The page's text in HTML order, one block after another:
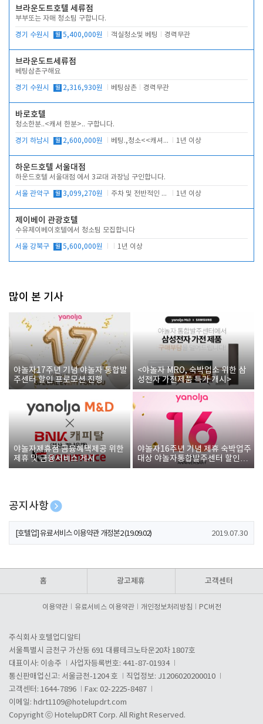
브라운도트호텔 세류점
부부또는 자매 청소팀 구합니다.
경기 수원시 월 5,400,000원 객실청소및 베팅 경력무관
브라운도트세류점
베팅삼촌구해요
경기 수원시 월 2,316,930원 베팅삼촌 경력무관
바로호텔
청소한분..<캐셔 한분>.. 구합니다.
경기 하남시 월 2,600,000원 베팅.,청소<<캐셔 모셔봅니다. 1년 이상
하운드호텔 서울대점
하운드호텔 서울대점 에서 3교대 과장님 구인합니다.
서울 관악구 월 3,099,270원 주차 및 전반적인 당번업무 1년 이상
제이베이 관광호텔
수유제이베이호텔에서 청소팀 모집합니다
서울 강북구 월 5,600,000원 1년 이상
많이 본 기사
야놀자17주년 기념 야놀자 통합발
주센터 할인 프로모션 진행
<야놀자 MRO, 숙박업소 위한 삼
성전자 가전제품 특가 개시>
야놀자제휴점 금융혜택제공 위한
제휴 및 금융서비스 게시
야놀자16주년 기념 제휴 숙박업주
대상 야놀자통합발주센터 할인쿠
폰 증정
공지사항
[호텔업] 개인정보 처리방침 개정본1 (19.09.02)
[호텔업] 유료서비스 이용약관 개정본2 (19.09.02) 2019.07.30
홈 광고제휴 고객센터
이용약관 유료서비스 이용약관 개인정보처리방침 PC버전
주식회사 호텔업디알티
서울특별시 금천구 가산동 691 대륭테크노타운20차 1807호
대표이사: 이송주
사업자등록번호: 441-87-01934
통신판매업신고: 서울금천-1204 호
직업정보: J1206020200010
고객센터: 1644-7896
Fax: 02-2225-8487
이메일: hdrt1109@hotelupdrt.com
Copyright ⓒ HotelupDRT Corp. All Right Reserved.